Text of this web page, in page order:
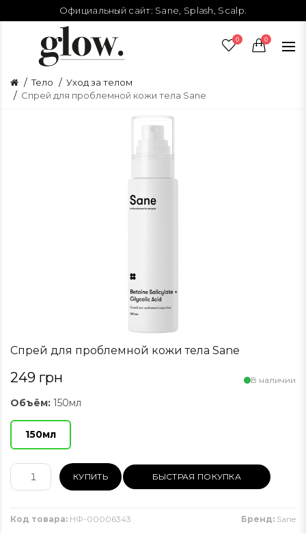
Официальный сайт: Sane Splash Scalp
0 0
Тело
Уход за телом
Спрей для проблемной кожи тела Sane
Спрей для проблемной кожи тела Sane
В наличии
249 грн
Бренд: Sane
Код товара: НФ-00006343
Объём: 150мл
150мл
КУПИТЬ БЫСТРАЯ ПОКУПКА